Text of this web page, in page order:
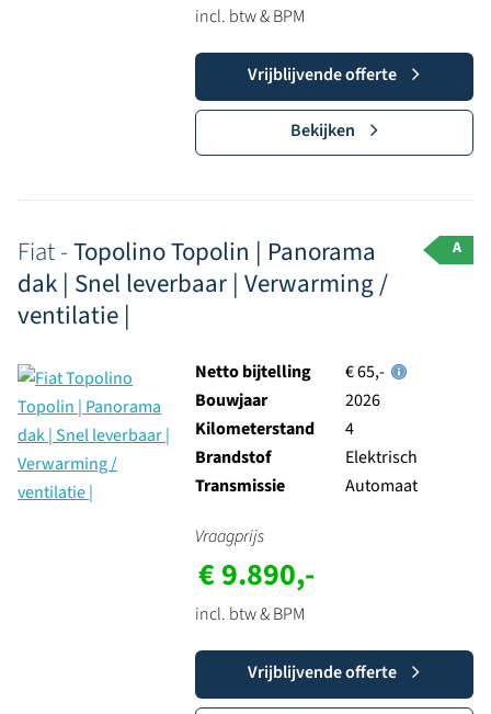
incl. btw & BPM
Vrijblijvende offerte
Bekijken
Fiat -Topolino Topolin | Panorama
dak | Snel leverbaar | Verwarming /
ventilatie |
A
Netto bijtelling
€ 65,-
Bouwjaar
2026
Kilometerstand
4
Brandstof
Elektrisch
Transmissie
Automaat
Vraagprijs
€ 9.890,-
incl. btw & BPM
Vrijblijvende offerte